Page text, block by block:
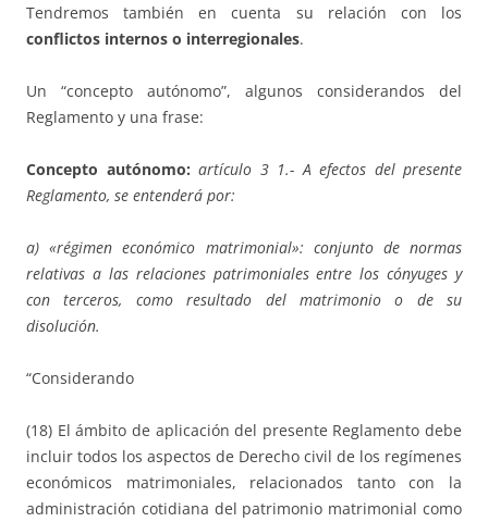
Tendremos también en cuenta su relación con los
conflictos internos o interregionales.
Un “concepto autónomo”, algunos considerandos del
Reglamento y una frase:
Concepto autónomo: artículo 3 1.- A efectos del presente
Reglamento, se entenderá por:
a) «régimen económico matrimonial»: conjunto de normas
relativas a las relaciones patrimoniales entre los cónyuges y
con terceros, como resultado del matrimonio o de su
disolución.
“Considerando
(18) El ámbito de aplicación del presente Reglamento debe
incluir todos los aspectos de Derecho civil de los regímenes
económicos matrimoniales, relacionados tanto con la
administración cotidiana del patrimonio matrimonial como